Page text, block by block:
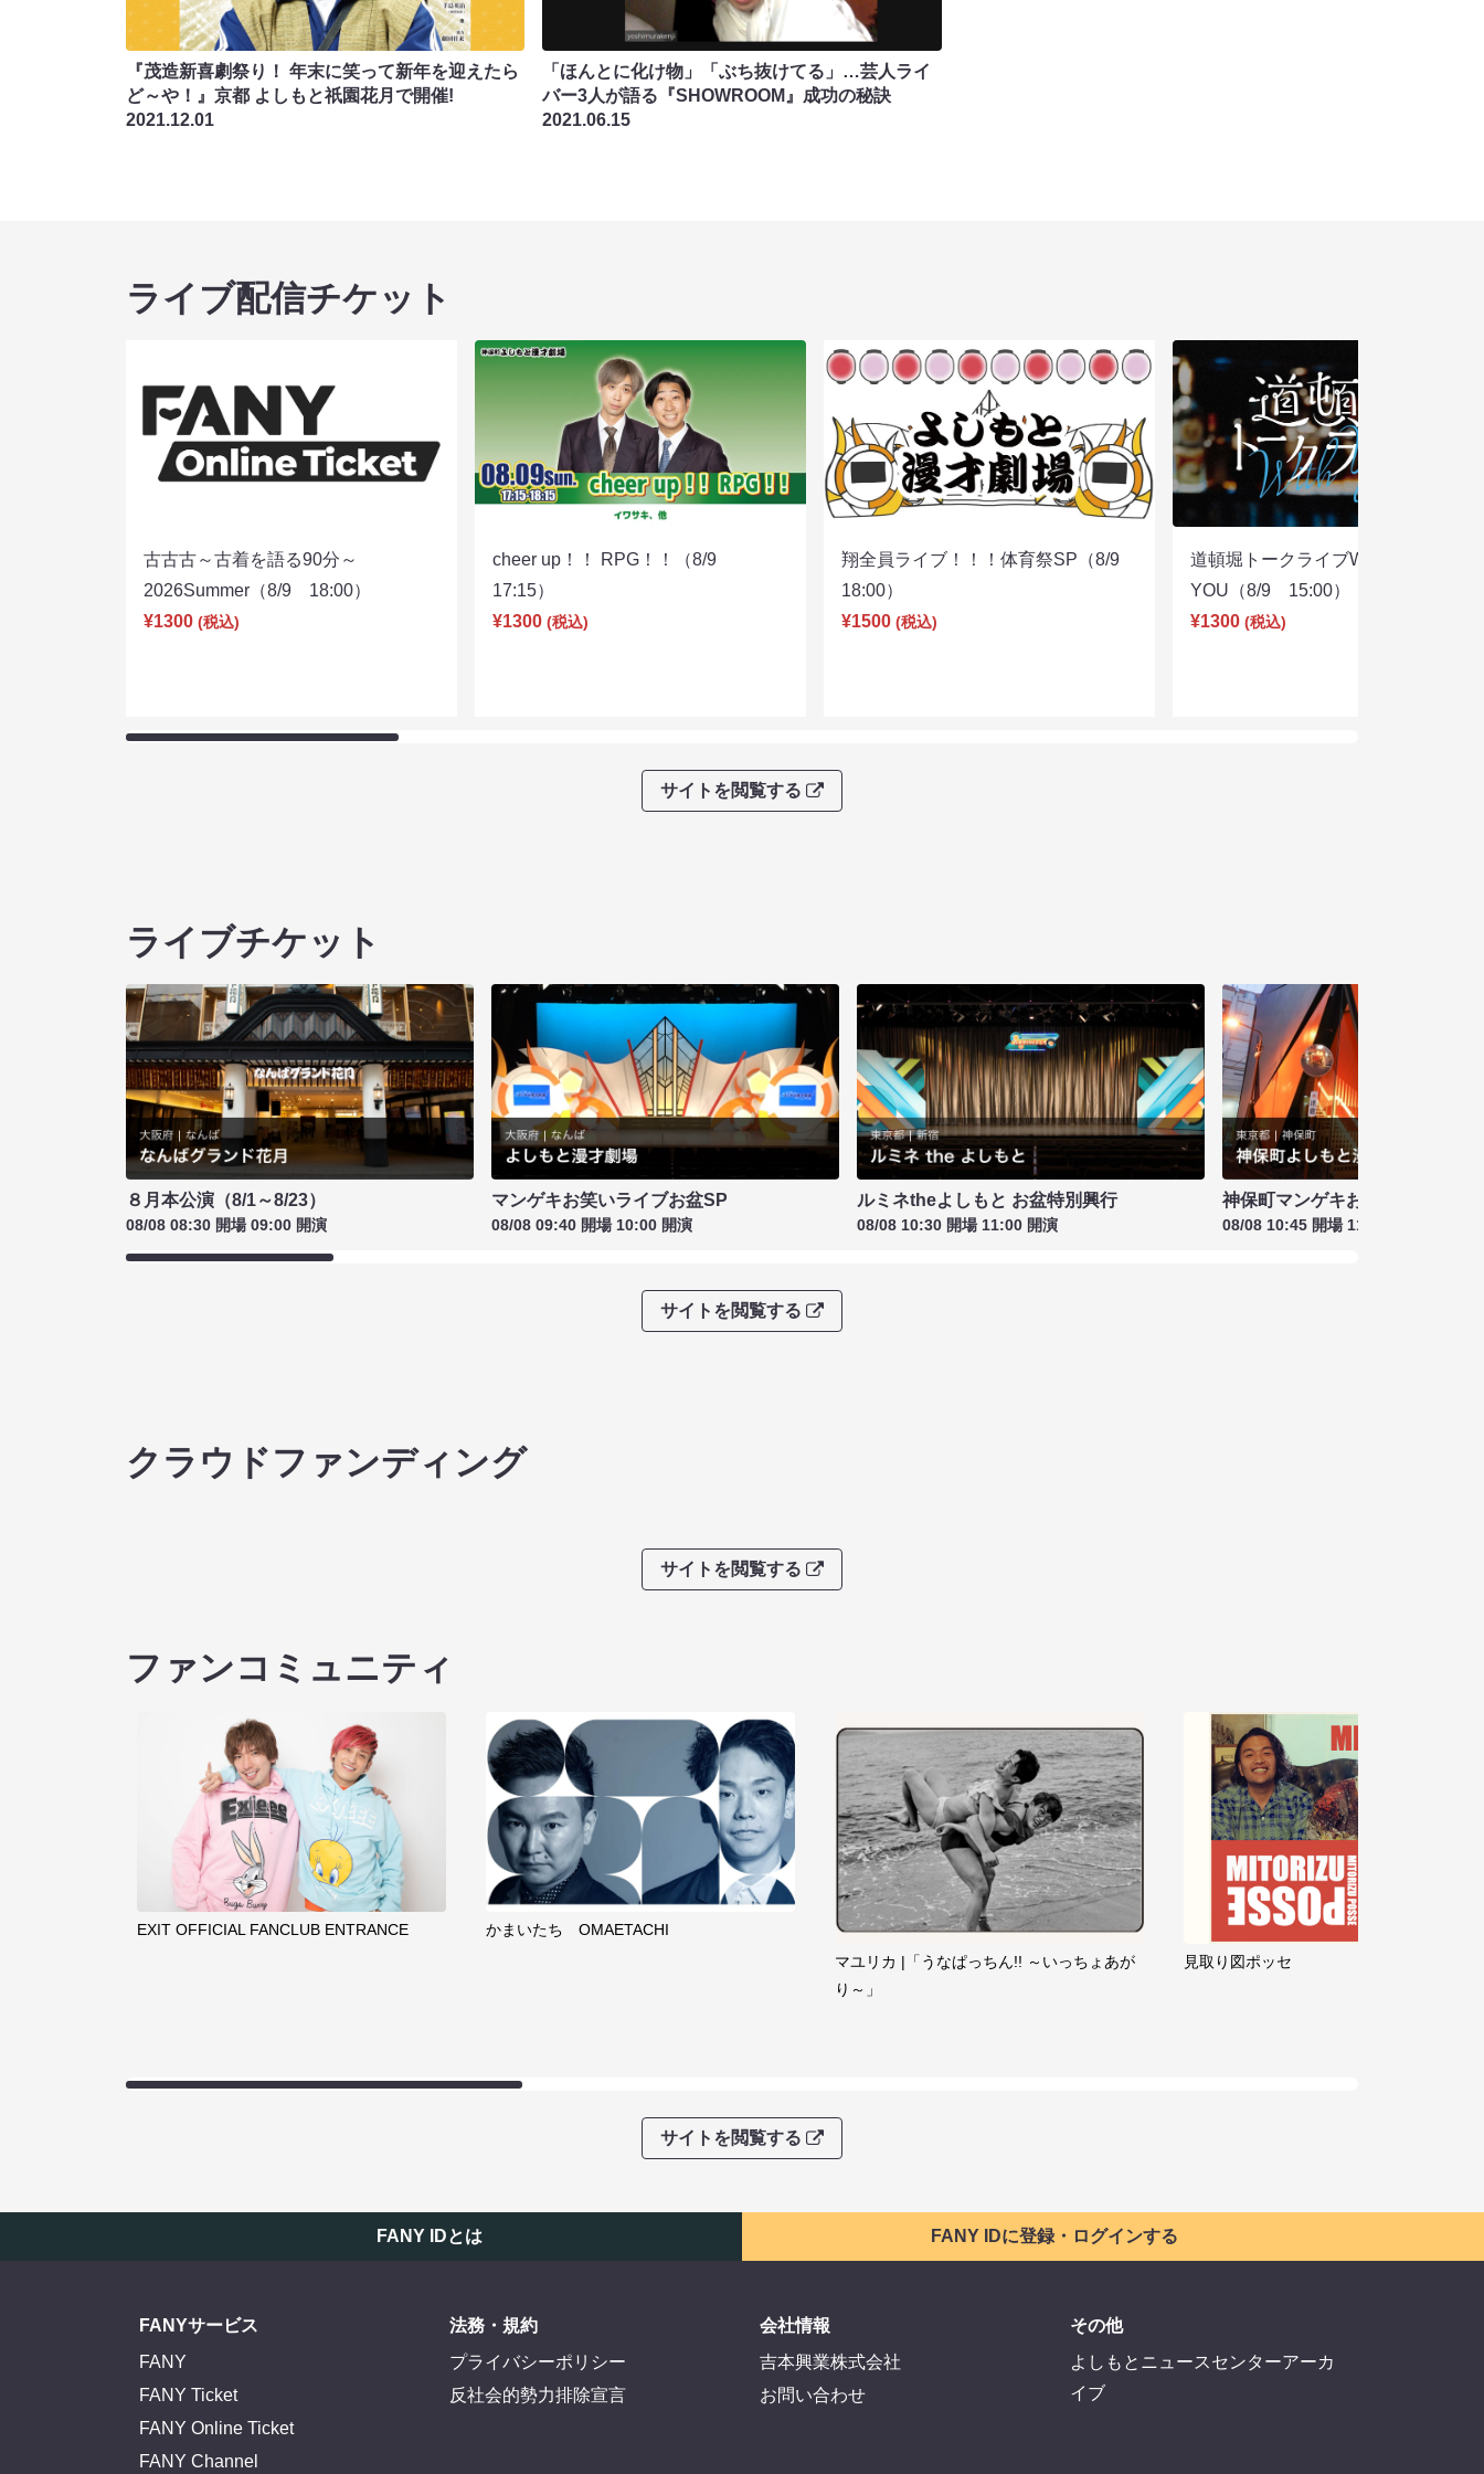
『茂造新喜劇祭り！ 年末に笑って新年を迎えたら
ど～や！』京都 よしもと祇園花月で開催!
2021.12.01
「ほんとに化け物」「ぶち抜けてる」…芸人ライ
バー3人が語る『SHOWROOM』成功の秘訣
2021.06.15
ライブ配信チケット
古古古～古着を語る90分～
2026Summer（8/9 18:00）
¥1300 (税込)
cheer up！！ RPG！！（8/9
17:15）
¥1300 (税込)
翔全員ライブ！！！体育祭SP（8/9
18:00）
¥1500 (税込)
道頓堀トークライブWITH
YOU（8/9 15:00）
¥1300 (税込)
サイトを閲覧する
ライブチケット
８月本公演（8/1～8/23）
08/08 08:30 開場 09:00 開演
マンゲキお笑いライブお盆SP
08/08 09:40 開場 10:00 開演
ルミネtheよしもと お盆特別興行
08/08 10:30 開場 11:00 開演
神保町マンゲキお笑いライブ お
08/08 10:45 開場 11:00 開演
サイトを閲覧する
クラウドファンディング
サイトを閲覧する
ファンコミュニティ
EXIT OFFICIAL FANCLUB ENTRANCE
かまいたち OMAETACHI
マユリカ |「うなぱっちん!! ～いっちょあが
り～」
見取り図ポッセ
サイトを閲覧する
FANY IDとは FANY IDに登録・ログインする
FANYサービス
FANY
FANY Ticket
FANY Online Ticket
FANY Channel
法務・規約
プライバシーポリシー
反社会的勢力排除宣言
会社情報
吉本興業株式会社
お問い合わせ
その他
よしもとニュースセンターアーカ
イブ